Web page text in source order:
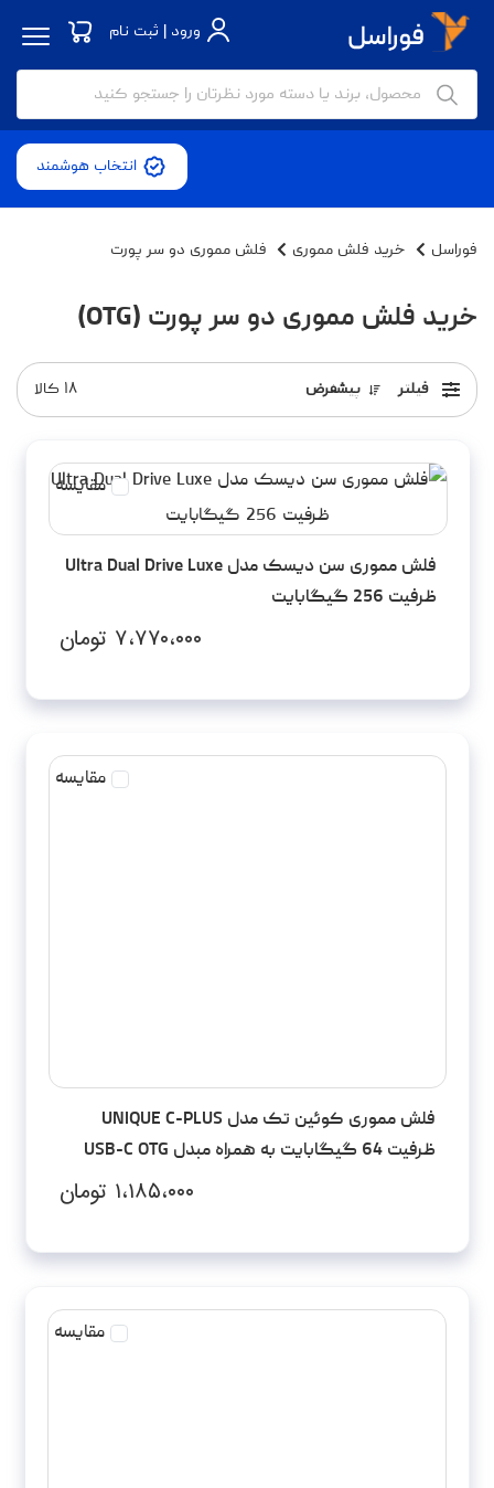
ورود | ثبت نام
انتخاب هوشمند
فوراسل خرید فلش مموری فلش مموری دو سر پورت
خرید فلش مموری دو سر پورت (OTG)
فیلتر پیشفرض ۱۸ کالا
مقایسه
فلش مموری سن دیسک مدل Ultra Dual Drive Luxe
ظرفیت 256 گیگابایت
۷،۷۷۰،۰۰۰ تومان
مقایسه
فلش مموری کوئین تک مدل UNIQUE C-PLUS
ظرفیت 64 گیگابایت به همراه مبدل USB-C OTG
۱،۱۸۵،۰۰۰ تومان
مقایسه